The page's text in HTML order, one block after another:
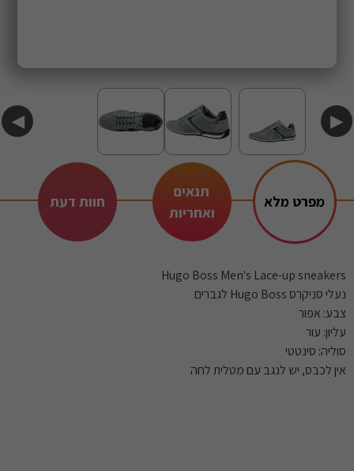
◀ ▶
מפרט מלא
תנאים
ואחריות
חוות דעת
Hugo Boss Men's Lace-up sneakers
נעלי סניקרס Hugo Boss לגברים
צבע: אפור
עליון: עור
סוליה: סינטטי
אין לכבס, יש לנגב עם מטלית לחה